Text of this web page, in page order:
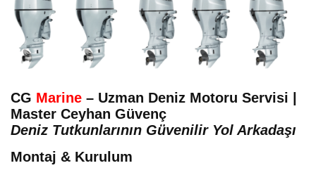
CG Marine – Uzman Deniz Motoru Servisi |
Master Ceyhan Güvenç
Deniz Tutkunlarının Güvenilir Yol Arkadaşı
Montaj & Kurulum